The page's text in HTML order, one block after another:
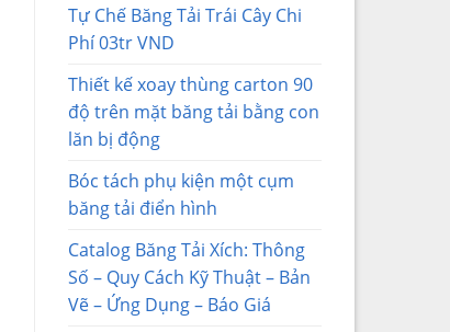
Tự Chế Băng Tải Trái Cây Chi
Phí 03tr VND
Thiết kế xoay thùng carton 90
độ trên mặt băng tải bằng con
lăn bị động
Bóc tách phụ kiện một cụm
băng tải điển hình
Catalog Băng Tải Xích: Thông
Số – Quy Cách Kỹ Thuật – Bản
Vẽ – Ứng Dụng – Báo Giá